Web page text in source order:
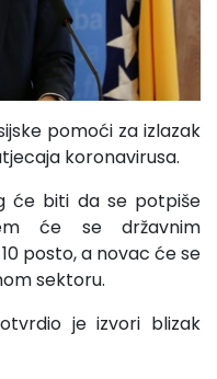
pomoći za izlazak
koronavirusa.
će biti da se potpiše
će se državnim
posto, a novac će se
sektoru.
je izvori blizak